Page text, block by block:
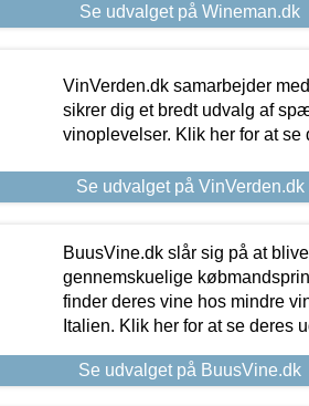
Se udvalget på Wineman.dk
VinVerden.dk samarbejder
sikrer dig et bredt udvalg af
vinoplevelser. Klik her for at se
Se udvalget på VinVerden.dk
BuusVine.dk slår sig på at
gennemskuelige
finder deres vine hos mindre
Italien. Klik her for at se deres
Se udvalget på BuusVine.dk